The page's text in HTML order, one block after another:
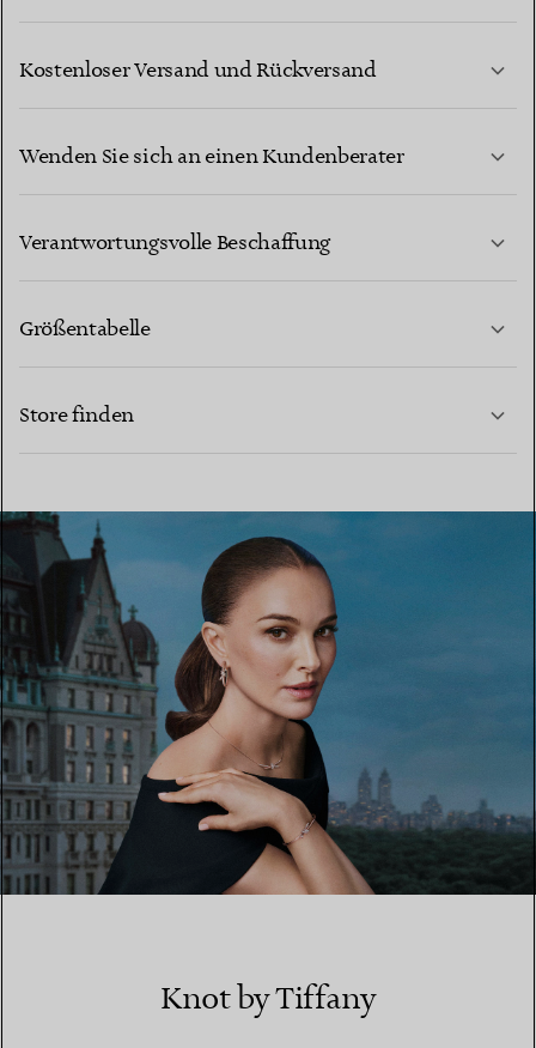
Kostenloser Versand und Rückversand
Wenden Sie sich an einen Kundenberater
Verantwortungsvolle Beschaffung
Größentabelle
Store finden
EINEN STORE IN IHRER NÄHE FINDEN
Knot by Tiffany